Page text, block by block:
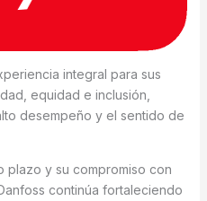
integral para sus
equidad e inclusión,
desempeño y el sentido de
plazo y su compromiso con
continúa fortaleciendo